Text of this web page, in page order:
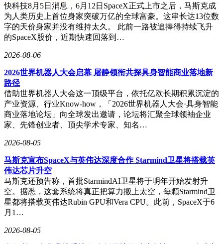
快科技8月5日消息，6月12日SpaceX正式上市之后，马斯克成
为人类历史上首位身家突破万亿的全球富豪。这串长达13位数
字的天价身家并没有维持太久。 此前一路被追捧得持续飞升
的SpaceX股价，近期快速回落到…
2026-08-06
2026世界机器人大会启幕 屠静领衔共探具身智能商业落地新
路径
借助世界机器人大会这一顶级平台，依托亿欧长期积累沉淀的
产业资源、行业Know-how，「2026世界机器人大会·具身智能
商业落地论坛」向全球发出邀请，论坛将汇聚全球领袖企业
家、先锋创业者、顶尖学术专家、知名…
2026-08-05
马斯克宣布SpaceX与英伟达深度合作 Starmind卫星将搭载英
伟达芯片升空
马斯克还预告称，首批StarmindAI卫星将于明年开始发射升
空。据悉，这套系统将真正把算力搬上太空，每颗Starmind卫
星都将搭载英伟达Rubin GPU和Vera CPU。此前，SpaceX于6
月1…
2026-08-05